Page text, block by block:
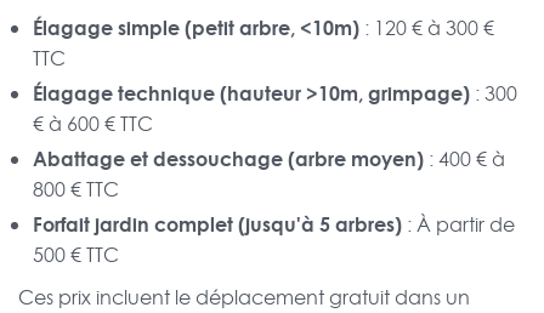
Élagage simple (petit arbre, <10m) : 120 € à 300 €
TTC
Élagage technique (hauteur >10m, grimpage) : 300
€ à 600 € TTC
Abattage et dessouchage (arbre moyen) : 400 € à
800 € TTC
Forfait jardin complet (jusqu'à 5 arbres) : À partir de
500 € TTC
Ces prix incluent le déplacement gratuit dans un